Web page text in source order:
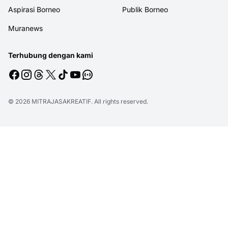
Aspirasi Borneo Publik Borneo
Muranews
Terhubung dengan kami
© 2026 MITRAJASAKREATIF. All rights reserved.